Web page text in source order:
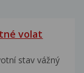
volat
stav vážný